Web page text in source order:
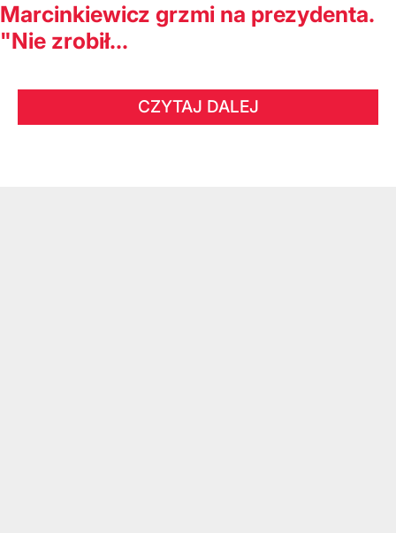
Marcinkiewicz grzmi na prezydenta.
"Nie zrobił...
CZYTAJ DALEJ